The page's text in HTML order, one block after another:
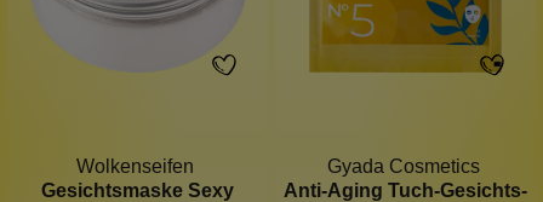
Wolkenseifen
Gesichtsmaske Sexy
Gyada Cosmetics
Anti-Aging Tuch-Gesichts-